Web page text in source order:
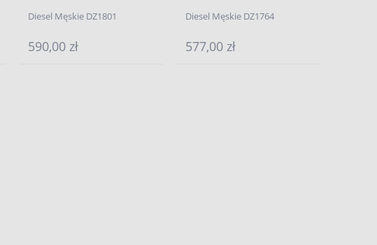
Diesel Męskie DZ1801
590,00 zł
Diesel Męskie DZ1764
577,00 zł